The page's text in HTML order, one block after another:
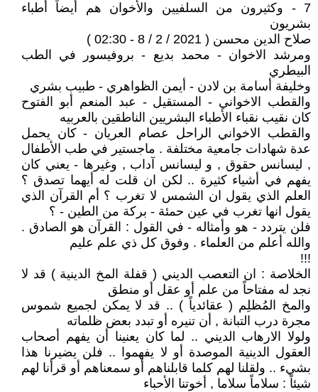
7 - وكثيرون من السلفيين والأخوان هم أيضاً أطباء
بشريون
صلاح الدين محسن ( 2021 / 2 / 8 - 02:30 )
ومرشد الاخوان - محمد بديع - بروفيسور في الطب
البيطري
وخليفة أسامة بن لادن - أيمن الظواهري - طبيب بشري
والقطب الاخواني - المستقيل - عبد المنعم أبو الفتوح
كان نقيب نقباء الأطباء البشريين الناطقين بالعربيه
والقطب الاخواني الراحل عصام العريان - كان يحمل
عدة شهادات جامعية مختلفة . ماجستير في طب الأطفال
, ليسانس حقوق , و ليسانس آداب , وغيرها - يعني كان
يفهم في أشياء كثيرة .. لكن ان قلت له أيهما تصدق ؟
العلم الذي يقول ان الشمس لا تغرب ؟ أم القرآن الذي
يقول انها تغرب في عين حمئة - بركة من الطين - ؟
فلن يتردد - هو وأمثاله - في القول : القرآن هو الصادق .
والله أعلم من العلماء . وفوق كل ذي علم عليم
!!!
الخلاصة : ان التعصب الديني ( قفلة المخ الدينية ) قد لا
نجد له مفتاحاً من علم أو عقل أو منطق
والمخ المُظلِم ( عقائدياً ) .. قد لا يمكن لجميع شموس
مجرة درب التبانة , أن تنيره أو تبدد بعض ظلماته
ولولا الارهاب الديني .. لما كان يعنينا أن يفهم أصحاب
العقول الدينية الموصدة أو لا يفهموا .. فلن يضيرنا هذا
بشيء .. ولقلنا لهم كلما قابلناهم أو سمعناهم أو قرأنا لهم
شيئاً : سلاماً سلاما , أخوتنا الأحباء